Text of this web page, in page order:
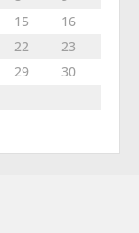
15
16
22
23
29
30